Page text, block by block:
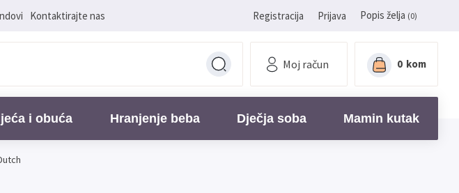
Kontaktirajte nas Registracija Prijava Popis želja (0)
Moj račun 0 kom
i obuća Hranjenje beba Dječja soba Mamin kutak